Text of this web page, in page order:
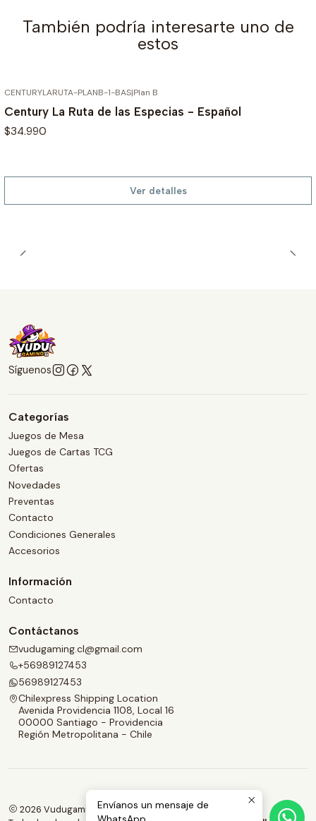
También podría interesarte uno de
estos
CENTURYLARUTA-PLANB-1-BAS|Plan B
Century La Ruta de las Especias - Español
$34.990
Ver detalles
Síguenos
Categorías
Juegos de Mesa
Juegos de Cartas TCG
Ofertas
Novedades
Preventas
Contacto
Condiciones Generales
Accesorios
Información
Contacto
Contáctanos
vudugaming.cl@gmail.com
+56989127453
56989127453
Chilexpress Shipping Location
Avenida Providencia 1108, Local 16
00000 Santiago - Providencia
Región Metropolitana - Chile
2026 Vudugaming.Envíanos un mensaje de